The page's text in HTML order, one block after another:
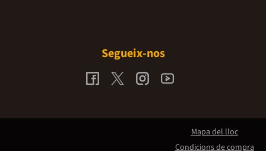
Segueix-nos
Mapa del lloc
Condicions de compra